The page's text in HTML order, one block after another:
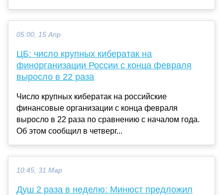
05:00, 15 Апр
ЦБ: число крупных кибератак на
финорганизации России с конца февраля
выросло в 22 раза
Число крупных кибератак на российские
финансовые организации с конца февраля
выросло в 22 раза по сравнению с началом года.
Об этом сообщил в четверг...
10:45, 31 Мар
Душ 2 раза в неделю: Минюст предложил